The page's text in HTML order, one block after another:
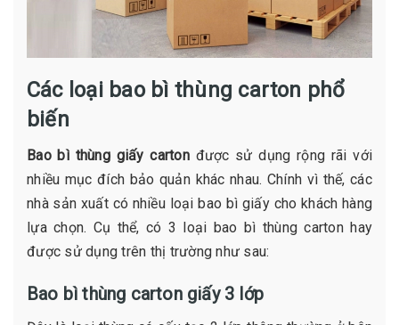
Các loại bao bì thùng carton phổ
biến
Bao bì thùng giấy cartonđược sử dụng rộng rãi với
nhiều mục đích bảo quản khác nhau. Chính vì thế, các
nhà sản xuất có nhiều loại bao bì giấy cho khách hàng
lựa chọn. Cụ thể, có 3 loại bao bì thùng carton hay
được sử dụng trên thị trường như sau:
Bao bì thùng carton giấy 3 lớp